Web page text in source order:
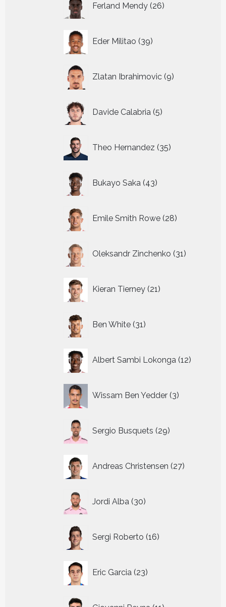
Ferland Mendy 26
producten
Eder Militao 39
producten
Zlatan Ibrahimovic 9
producten
Davide Calabria 5
producten
Theo Hernandez 35
producten
Bukayo Saka 43
producten
Emile Smith Rowe 28
producten
Oleksandr Zinchenko 31
producten
Kieran Tierney 21
producten
Ben White 31
producten
Albert Sambi Lokonga 12
Wissam Ben Yedder 3
producten
Sergio Busquets 29
producten
Andreas Christensen 27
producten
Jordi Alba 30
producten
Sergi Roberto 16
producten
Eric Garcia 23
producten